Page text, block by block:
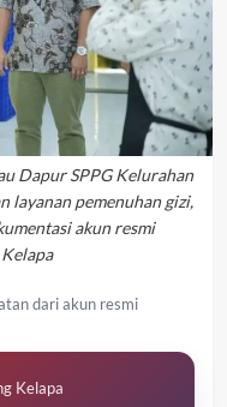
Dapur SPPG Kelurahan
layanan pemenuhan gizi,
akun resmi
dari akun resmi
Kelapa